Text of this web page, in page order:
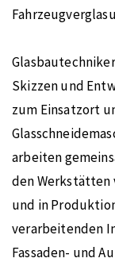
Skizzen und
zum Einsatzort
arbeiten
den Werkstätten
und in
verarbeitenden
Fassaden- und